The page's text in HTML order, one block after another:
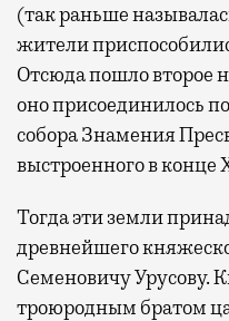
(так раньше
жители
Отсюда пошло второе
оно присоединилось
собора Знамения
выстроенного в конце
Тогда эти земли
древнейшего
Семеновичу Урусову.
троюродным братом